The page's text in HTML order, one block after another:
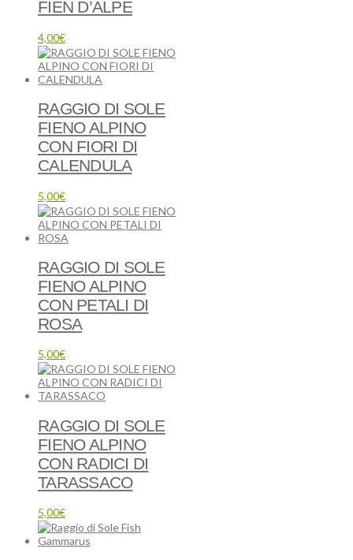
FIEN D’ALPE
4,00€
RAGGIO DI SOLE
FIENO ALPINO
CON FIORI DI
CALENDULA
5,00€
RAGGIO DI SOLE
FIENO ALPINO
CON PETALI DI
ROSA
5,00€
RAGGIO DI SOLE
FIENO ALPINO
CON RADICI DI
TARASSACO
5,00€